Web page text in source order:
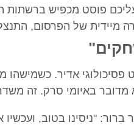
פוסט מכפיש ברשתות
של הפרסום,
אדיר.
מדובר באיומי סרק. זה
"ניסינו בטוב, ועכשיו